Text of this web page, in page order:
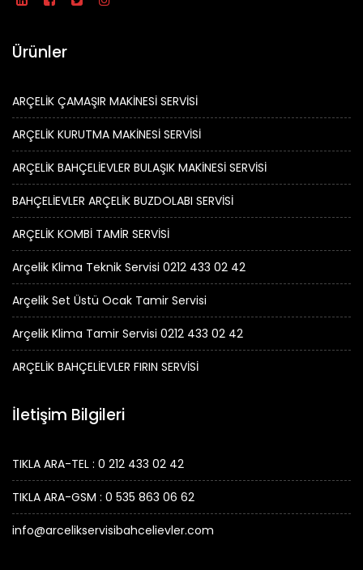
Ürünler
ARÇELİK ÇAMAŞIR MAKİNESİ SERVİSİ
ARÇELİK KURUTMA MAKİNESİ SERVİSİ
ARÇELİK BAHÇELİEVLER BULAŞIK MAKİNESİ SERVİSİ
BAHÇELİEVLER ARÇELİK BUZDOLABI SERVİSİ
ARÇELİK KOMBİ TAMİR SERVİSİ
Arçelik Klima Teknik Servisi 0212 433 02 42
Arçelik Set Üstü Ocak Tamir Servisi
Arçelik Klima Tamir Servisi 0212 433 02 42
ARÇELİK BAHÇELİEVLER FIRIN SERVİSİ
İletişim Bilgileri
TIKLA ARA-TEL : 0 212 433 02 42
TIKLA ARA-GSM : 0 535 863 06 62
info@arcelikservisibahcelievler.com